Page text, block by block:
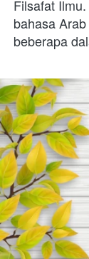
Filsafat
bahasa
beberapa